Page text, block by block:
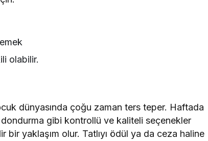
olabilir.
dünyasında çoğu zaman ters teper. Haftada
dondurma gibi kontrollü ve kaliteli seçenekler
yaklaşım olur. Tatlıyı ödül ya da ceza haline